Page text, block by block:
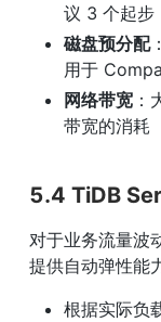
议 3 个起步
磁盘预分配
用于
网络带宽
带宽的消耗
5.4 TiDB
对于业务流量波
提供自动弹性能
根据实际负